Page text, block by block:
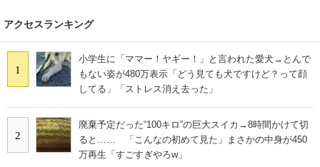
アクセスランキング
1
小学生に「ママー！ヤギー！」と言われた愛犬→とんで
もない姿が480万表示「どう見ても犬ですけど？って顔
してる」「ストレス消え去った」
2
廃棄予定だった“100キロ”の巨大スイカ→8時間かけて切
ると…… 「こんなの初めて見た」まさかの中身が450
万再生「すごすぎやろw」